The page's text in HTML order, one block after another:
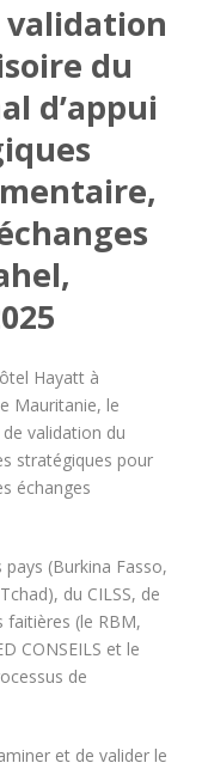
du
d’appui
Hayatt à
Mauritanie, le
validation du
stratégiques pour
échanges
(Burkina Fasso,
du CILSS, de
faitières (le RBM,
CONSEILS et le
de
et de valider le